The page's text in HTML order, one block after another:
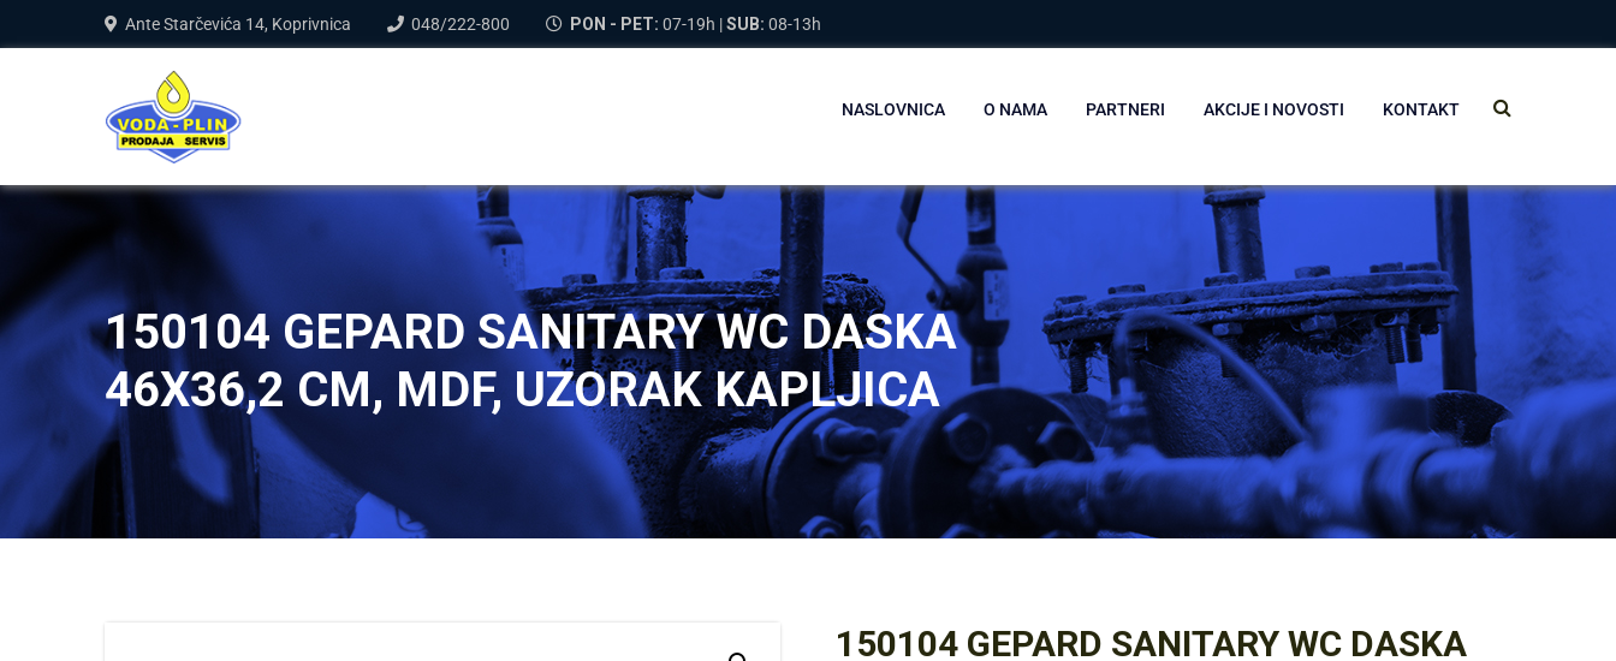
Ante Starčevića 14, Koprivnica 048/222-800 PON - PET: 07-19h |SUB: 08-13h
NASLOVNICA O NAMA PARTNERI AKCIJE I NOVOSTI KONTAKT
150104 GEPARD SANITARY WC DASKA
46X36,2 CM, MDF, UZORAK KAPLJICA
150104 GEPARD SANITARY WC DASKA